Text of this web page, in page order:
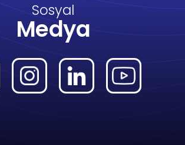
Sosyal
Medya